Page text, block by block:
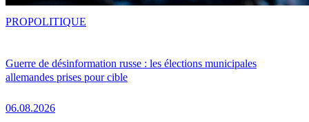
Guerre de désinformation russe : les élections municipales
allemandes prises pour cible
06.08.2026
PROPOLITIQUE